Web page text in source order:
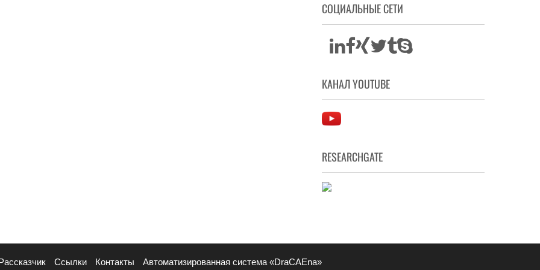
СОЦИАЛЬНЫЕ СЕТИ
КАНАЛ YOUTUBE
RESEARCHGATE
Ссылки Контакты Автоматизированная система «DraCAEna»